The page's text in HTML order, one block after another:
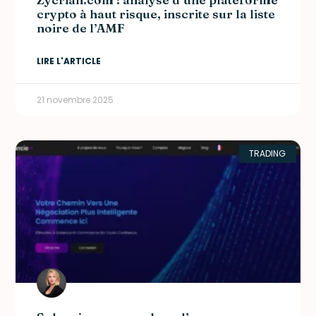
crypto à haut risque, inscrite sur la liste
noire de l’AMF
LIRE L'ARTICLE
21 novembre 2025
TRADING